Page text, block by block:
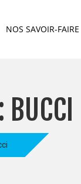
NOS SAVOIR-FAIRE